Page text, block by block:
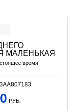
МАЛЕНЬКАЯ
время
3AA807183
РУБ.